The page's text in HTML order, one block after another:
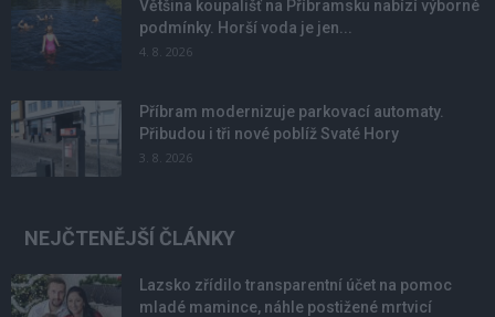
Většina koupališť na Příbramsku nabízí výborné
podmínky. Horší voda je jen...
4. 8. 2026
Příbram modernizuje parkovací automaty.
Přibudou i tři nové poblíž Svaté Hory
3. 8. 2026
NEJČTENĚJŠÍ ČLÁNKY
Lazsko zřídilo transparentní účet na pomoc
mladé mamince, náhle postižené mrtvicí